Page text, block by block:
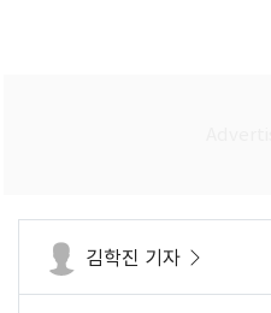
김학진 기자